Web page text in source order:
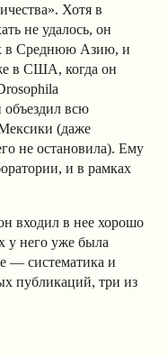
Хотя в
не удалось, он
в Среднюю Азию, и
в США, когда он
объездил всю
(даже
не остановила). Ему
и в рамках
входил в нее хорошо
у него уже была
— систематика и
публикаций, три из